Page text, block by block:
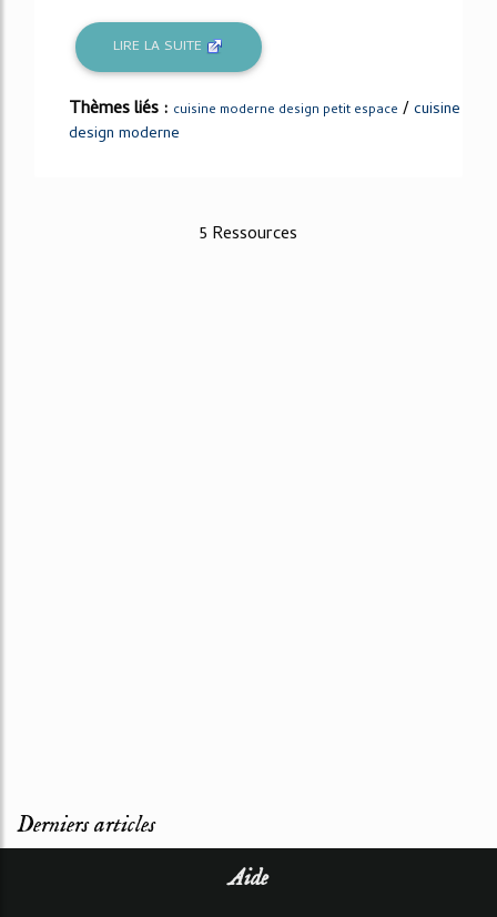
LIRE LA SUITE
Thèmes liés : cuisine moderne design petit espace /cuisine
design moderne
5 Ressources
Derniers articles
Aide